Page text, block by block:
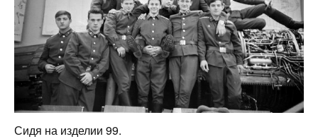
Сидя на изделии 99.